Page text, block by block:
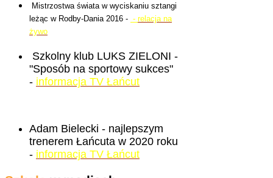
Mistrzostwa świata w wyciskaniu sztangi
leżąc w Rodby-Dania 2016 - - relacja na
żywo
Szkolny klub LUKS ZIELONI -
"Sposób na sportowy sukces"
- informacja TV Łańcut
Adam Bielecki - najlepszym
trenerem Łańcuta w 2020 roku
- informacja TV Łańcut